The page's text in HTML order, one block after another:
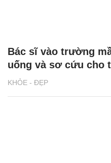
KHỎE - ĐẸP
Bác sĩ vào trường
uống và sơ cứu cho